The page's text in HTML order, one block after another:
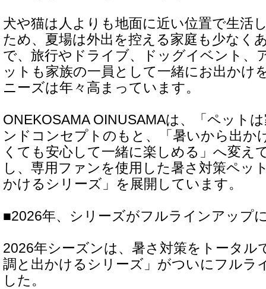
犬や猫は人よりも地面に近い位置で生活
ため、夏場は外出を控える家庭も少なく
で、旅行やドライブ、ドッグイベント、
ットも家族の一員として一緒にお出かけ
ニーズは年々高まっています。
ONEKOSAMA OINUSAMAは、「ペット
ンドコンセプトのもと、「暑いから出か
くても安心して一緒に楽しめる」へ変え
し、専用ファンを使用した暑さ対策ペッ
かけるシリーズ」を展開しています。
■2026年、シリーズがフルラインアップ
2026年シーズンは、暑さ対策をトータル
調と出かけるシリーズ」がついにフルラ
した。